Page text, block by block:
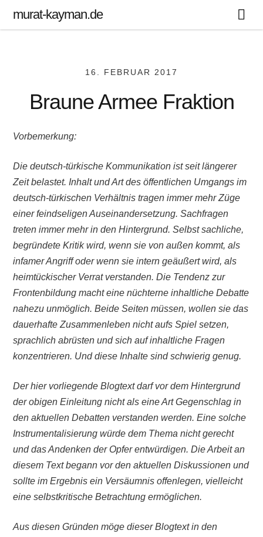
murat-kayman.de
16. FEBRUAR 2017
Braune Armee Fraktion
Vorbemerkung:
Die deutsch-türkische Kommunikation ist seit längerer
Zeit belastet. Inhalt und Art des öffentlichen Umgangs im
deutsch-türkischen Verhältnis tragen immer mehr Züge
einer feindseligen Auseinandersetzung. Sachfragen
treten immer mehr in den Hintergrund. Selbst sachliche,
begründete Kritik wird, wenn sie von außen kommt, als
infamer Angriff oder wenn sie intern geäußert wird, als
heimtückischer Verrat verstanden. Die Tendenz zur
Frontenbildung macht eine nüchterne inhaltliche Debatte
nahezu unmöglich. Beide Seiten müssen, wollen sie das
dauerhafte Zusammenleben nicht aufs Spiel setzen,
sprachlich abrüsten und sich auf inhaltliche Fragen
konzentrieren. Und diese Inhalte sind schwierig genug.
Der hier vorliegende Blogtext darf vor dem Hintergrund
der obigen Einleitung nicht als eine Art Gegenschlag in
den aktuellen Debatten verstanden werden. Eine solche
Instrumentalisierung würde dem Thema nicht gerecht
und das Andenken der Opfer entwürdigen. Die Arbeit an
diesem Text begann vor den aktuellen Diskussionen und
sollte im Ergebnis ein Versäumnis offenlegen, vielleicht
eine selbstkritische Betrachtung ermöglichen.
Aus diesen Gründen möge dieser Blogtext in den